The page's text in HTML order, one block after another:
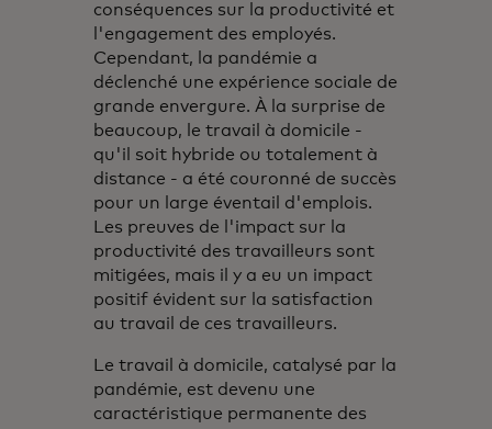
conséquences sur la productivité et
l'engagement des employés.
Cependant, la pandémie a
déclenché une expérience sociale de
grande envergure. À la surprise de
beaucoup, le travail à domicile -
qu'il soit hybride ou totalement à
distance - a été couronné de succès
pour un large éventail d'emplois.
Les preuves de l'impact sur la
productivité des travailleurs sont
mitigées, mais il y a eu un impact
positif évident sur la satisfaction
au travail de ces travailleurs.
Le travail à domicile, catalysé par la
pandémie, est devenu une
caractéristique permanente des